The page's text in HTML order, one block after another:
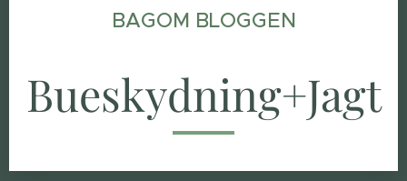
BAGOM BLOGGEN
Bueskydning+Jagt